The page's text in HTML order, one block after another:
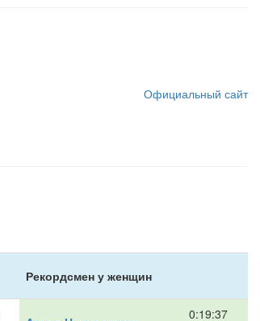
Официальный сайт
Рекордсмен у женщин
0:19:37